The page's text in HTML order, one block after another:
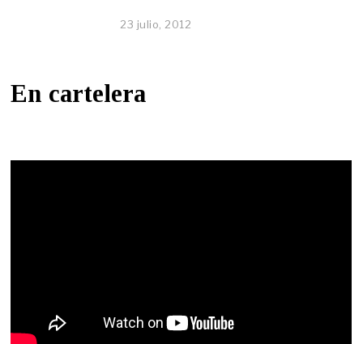
23 julio, 2012
En cartelera